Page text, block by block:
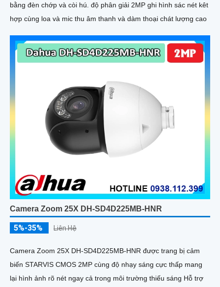
bằng đèn chớp và còi hú. độ phân giải 2MP ghi hình sác nét kêt
hợp cùng loa và mic thu âm thanh và dàm thoại chát lượng cao
Camera Zoom 25X DH-SD4D225MB-HNR
5%-35% Liên Hệ
Camera Zoom 25X DH-SD4D225MB-HNR được trang bị cảm
biến STARVIS CMOS 2MP cùng độ nhạy sáng cực thấp mang
lại hình ảnh rõ nét ngay cả trong môi trường thiếu sáng Hỗ trợ